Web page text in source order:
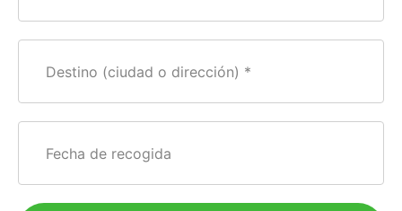
Destino (ciudad o dirección)
Fecha de recogida